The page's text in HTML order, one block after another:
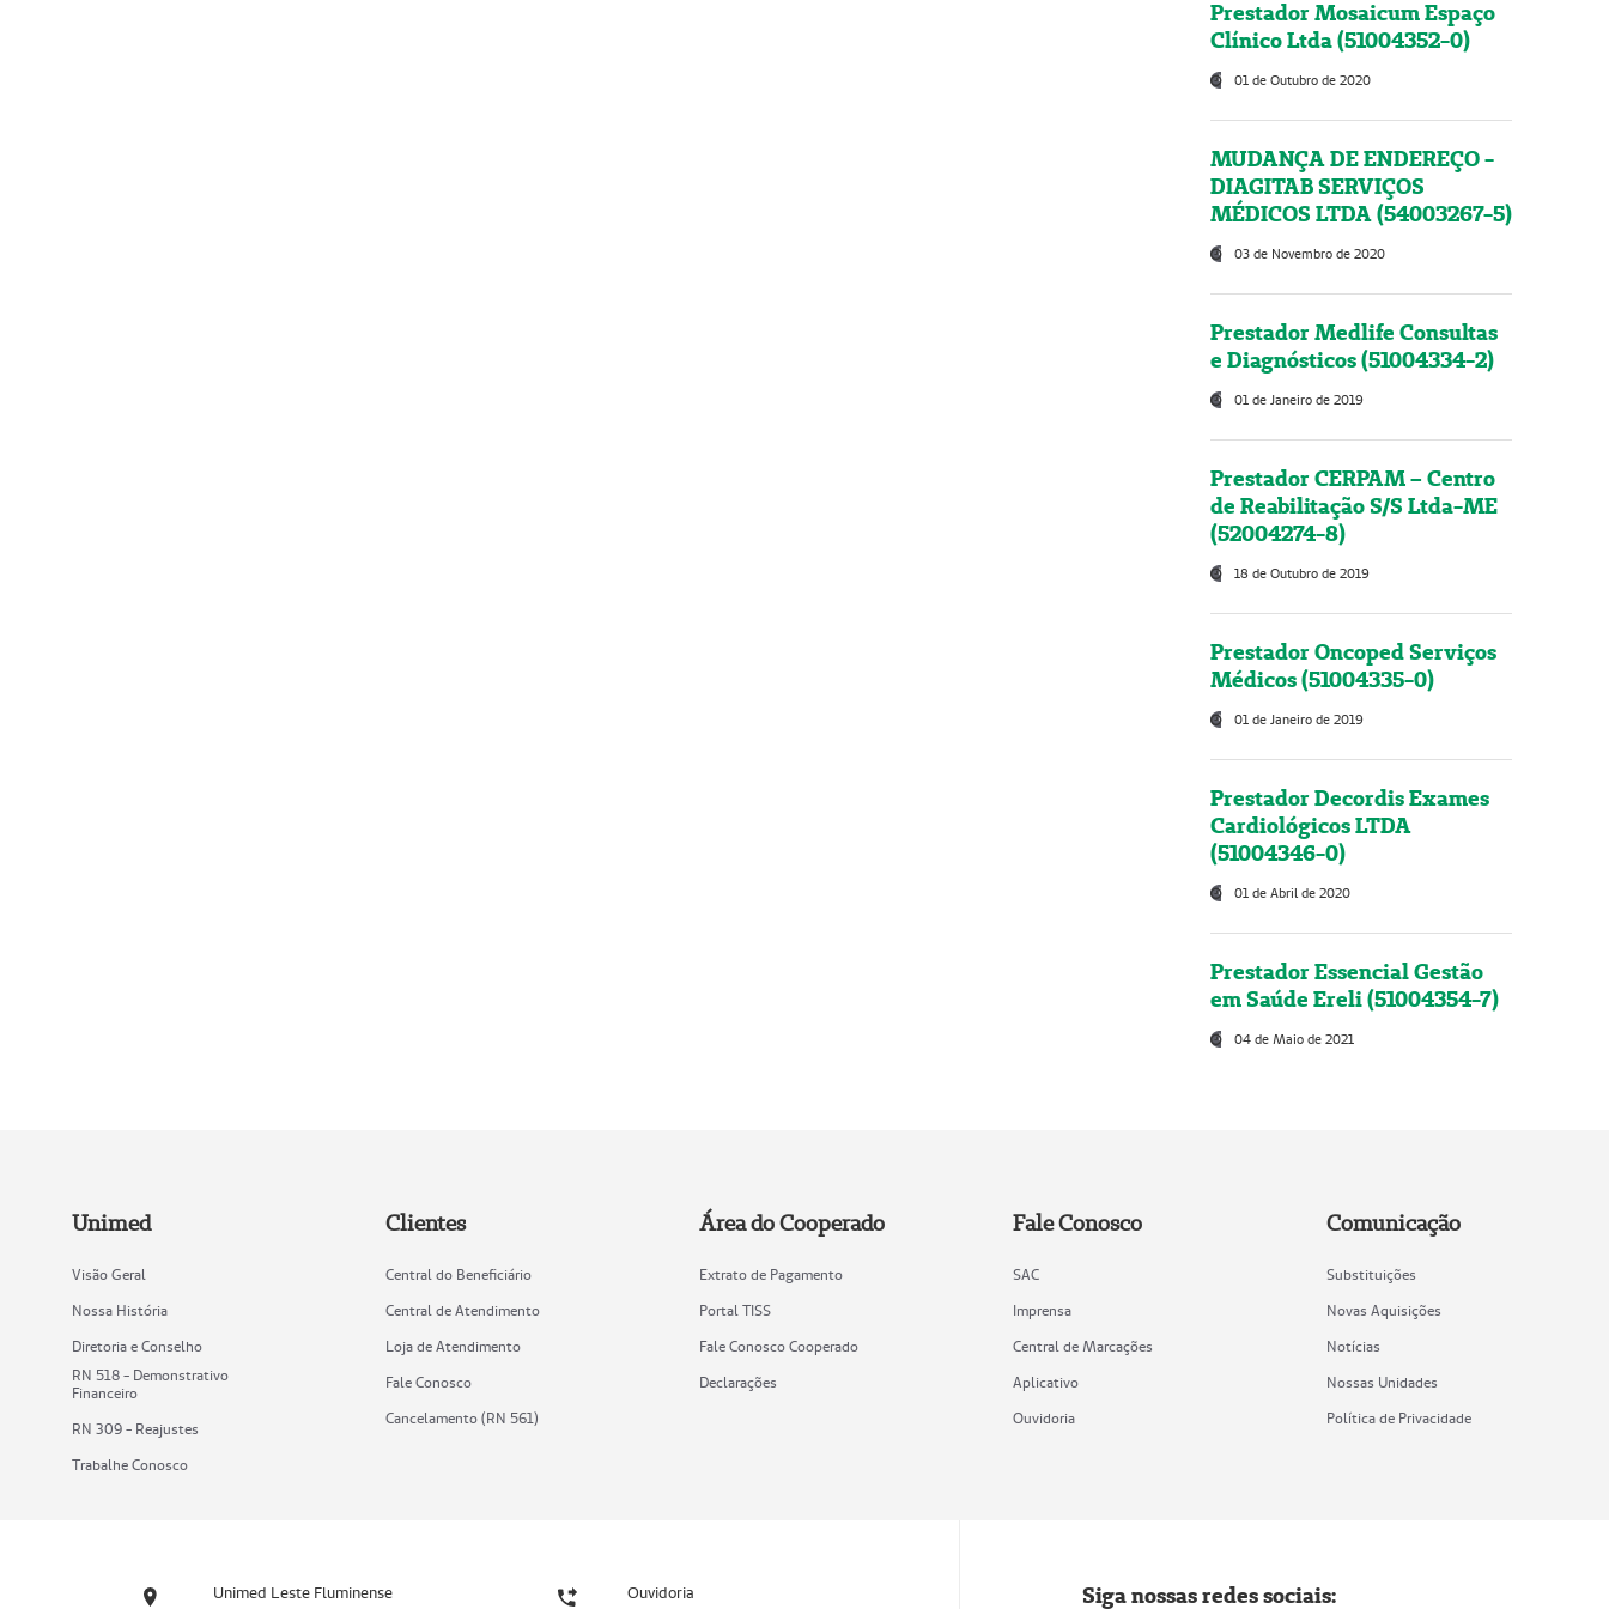
Prestador Mosaicum Espaço
Clínico Ltda (51004352-0)
01 de Outubro de 2020
MUDANÇA DE ENDEREÇO -
DIAGITAB SERVIÇOS
MÉDICOS LTDA (54003267-5)
03 de Novembro de 2020
Prestador Medlife Consultas
e Diagnósticos (51004334-2)
01 de Janeiro de 2019
Prestador CERPAM – Centro
de Reabilitação S/S Ltda-ME
(52004274-8)
18 de Outubro de 2019
Prestador Oncoped Serviços
Médicos (51004335-0)
01 de Janeiro de 2019
Prestador Decordis Exames
Cardiológicos LTDA
(51004346-0)
01 de Abril de 2020
Prestador Essencial Gestão
em Saúde Ereli (51004354-7)
04 de Maio de 2021
Unimed
Visão Geral
Nossa História
Diretoria e Conselho
RN 518 - Demonstrativo
Financeiro
RN 309 - Reajustes
Trabalhe Conosco
Clientes
Central do Beneficiário
Central de Atendimento
Loja de Atendimento
Fale Conosco
Cancelamento (RN 561)
Área do Cooperado
Extrato de Pagamento
Portal TISS
Fale Conosco Cooperado
Declarações
Fale Conosco
SAC
Imprensa
Central de Marcações
Aplicativo
Ouvidoria
Comunicação
Substituições
Novas Aquisições
Notícias
Nossas Unidades
Política de Privacidade
Unimed Leste Fluminense Ouvidoria Siga nossas redes sociais: